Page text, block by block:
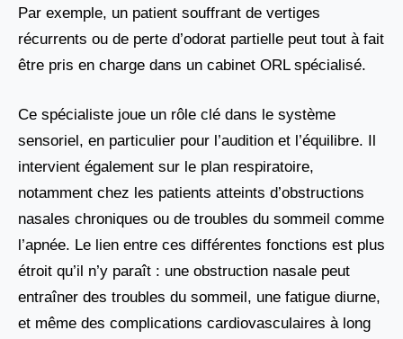
Par exemple, un patient souffrant de vertiges
récurrents ou de perte d’odorat partielle peut tout à fait
être pris en charge dans un cabinet ORL spécialisé.
Ce spécialiste joue un rôle clé dans le système
sensoriel, en particulier pour l’audition et l’équilibre. Il
intervient également sur le plan respiratoire,
notamment chez les patients atteints d’obstructions
nasales chroniques ou de troubles du sommeil comme
l’apnée. Le lien entre ces différentes fonctions est plus
étroit qu’il n’y paraît : une obstruction nasale peut
entraîner des troubles du sommeil, une fatigue diurne,
et même des complications cardiovasculaires à long